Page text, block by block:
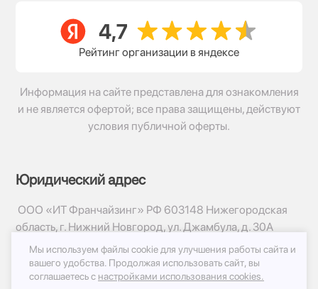
Рейтинг организации в яндексе
Информация на сайте представлена для ознакомления
и не является офертой; все права защищены, действуют
условия публичной оферты.
Юридический адрес
ООО «ИТ Франчайзинг» РФ 603148 Нижегородская
область, г. Нижний Новгород, ул. Джамбула, д. 30А
© 2017-2026г, База Цветов 24.ру
Политика конфиденциальности
Мы используем файлы cookie для улучшения работы сайта и
вашего удобства. Продолжая использовать сайт, вы
соглашаетесь с настройками использования cookies.